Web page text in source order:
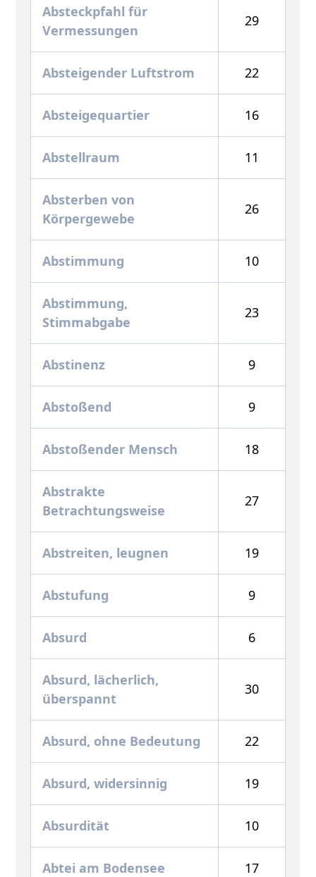
Absteckpfahl für
Vermessungen
29
Absteigender Luftstrom 22
Absteigequartier 16
Abstellraum 11
Absterben von
Körpergewebe
26
Abstimmung 10
Abstimmung,
Stimmabgabe
23
Abstinenz 9
Abstoßend 9
Abstoßender Mensch 18
Abstrakte
Betrachtungsweise
27
Abstreiten, leugnen 19
Abstufung 9
Absurd 6
Absurd, lächerlich,
überspannt
30
Absurd, ohne Bedeutung 22
Absurd, widersinnig 19
Absurdität 10
Abtei am Bodensee 17